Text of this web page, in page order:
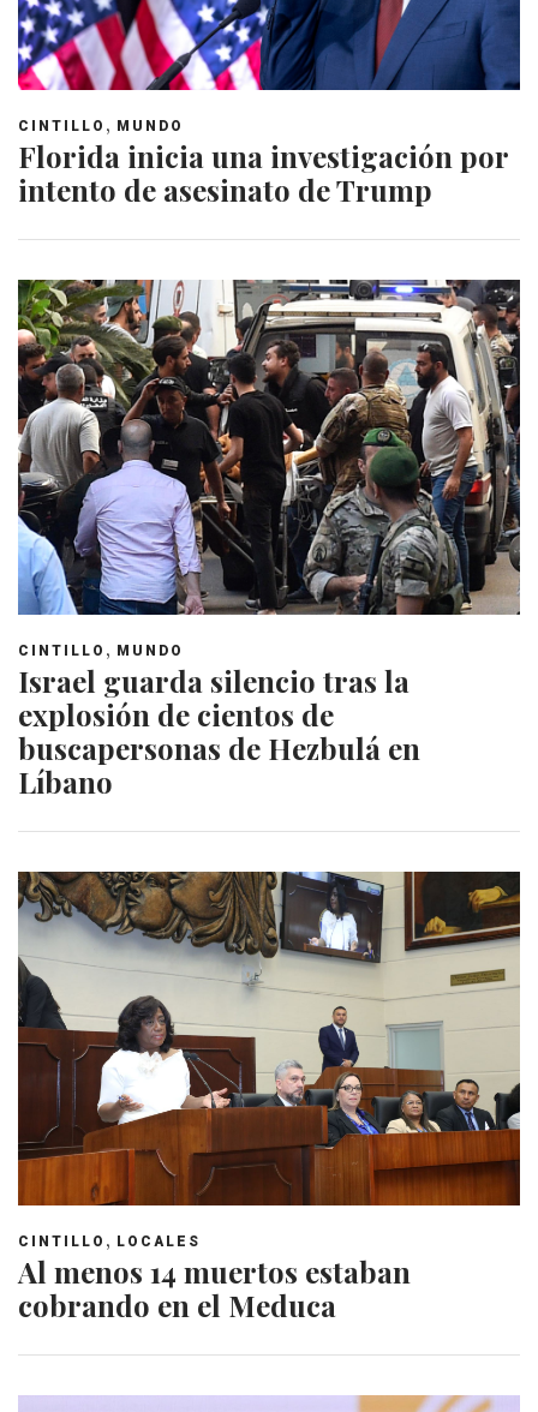
CINTILLO , MUNDO
Florida inicia una investigación por
intento de asesinato de Trump
CINTILLO , MUNDO
Israel guarda silencio tras la
explosión de cientos de
buscapersonas de Hezbulá en
Líbano
CINTILLO , LOCALES
Al menos 14 muertos estaban
cobrando en el Meduca